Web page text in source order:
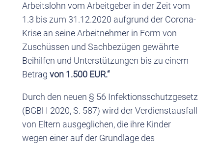
Arbeitslohn vom Arbeitgeber in der Zeit vom
1.3 bis zum 31.12.2020 aufgrund der Corona-
Krise an seine Arbeitnehmer in Form von
Zuschüssen und Sachbezügen gewährte
Beihilfen und Unterstützungen bis zu einem
Betrag von 1.500 EUR.“
Durch den neuen § 56 Infektionsschutzgesetz
(BGBl I 2020, S. 587) wird der Verdienstausfall
von Eltern ausgeglichen, die ihre Kinder
wegen einer auf der Grundlage des